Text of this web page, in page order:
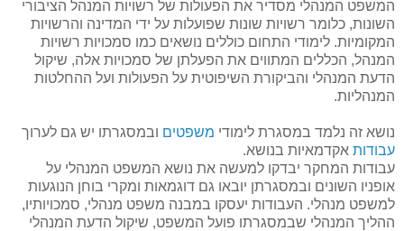
המשפט המנהלי מסדיר את הפעולות של רשויות המנהל הציבורי
השונות, כלומר רשויות שונות שפועלות על ידי המדינה והרשויות
המקומיות. לימודי התחום כוללים נושאים כמו סמכויות רשויות
המנהל, הכללים המתווים את הפעלתן של סמכויות אלה, שיקול
הדעת המנהלי והביקורת השיפוטית על הפעולות ועל ההחלטות
המנהליות.
נושא זה נלמד במסגרת לימודי משפטים ובמסגרתו יש גם לערוך
עבודות אקדמאיות בנושא.
עבודות המחקר יבדקו למעשה את נושא המשפט המנהלי על
אופניו השונים ובמסגרתן יובאו גם דוגמאות ומקרי בוחן הנוגעות
למשפט מנהלי. העבודות יעסקו במבנה משפט מנהלי, סמכויותיו,
ההליך המנהלי שבמסגרתו פועל המשפט, שיקול הדעת המנהלי